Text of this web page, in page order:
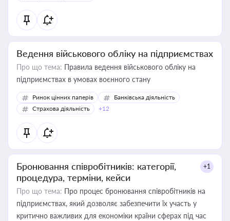
Ведення військового обліку на підприємствах
Про що тема: Правила ведення військового обліку на
підприємствах в умовах воєнного стану
Ринок цінних паперів
Банківська діяльність
Страхова діяльність
+12
Бронювання співробітників: категорії,
процедура, терміни, кейси
+1
Про що тема: Про процес бронювання співробітників на
підприємствах, який дозволяє забезпечити їх участь у
критично важливих для економіки країни сферах під час